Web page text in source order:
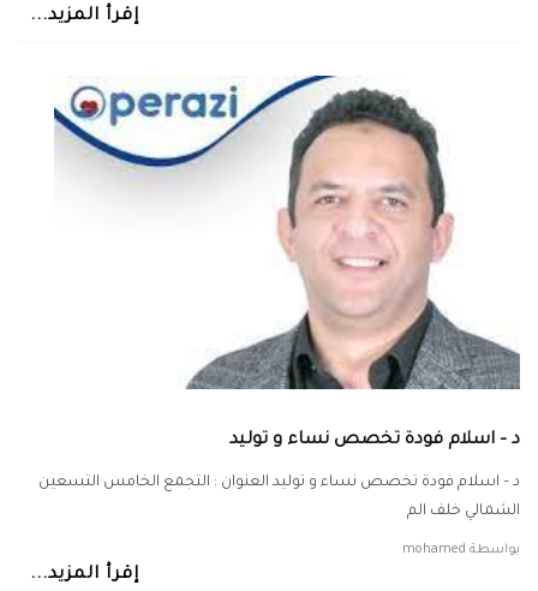
إقرأ المزيد...
د – اسلام فودة تخصص نساء و توليد
د – اسلام فودة تخصص نساء و توليد العنوان : التجمع الخامس التسعين
الشمالي خلف الم
بواسطة mohamed
إقرأ المزيد...